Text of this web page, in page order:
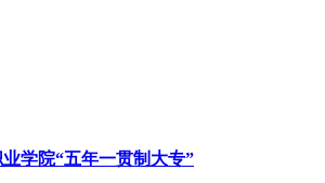
学院“五年一贯制大专”